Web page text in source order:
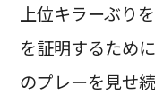
上位キラーぶり
を証明するため
のプレーを見せ